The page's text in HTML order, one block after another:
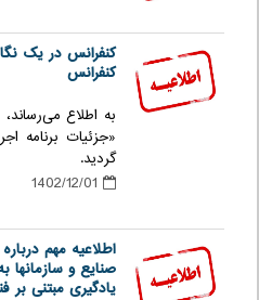
کنفرانس در یک
کنفرانس
به اطلاع
«جزئیات برنامه
گردید.
اطلاعیه مهم
صنایع و
یادگیری مبتنی بر